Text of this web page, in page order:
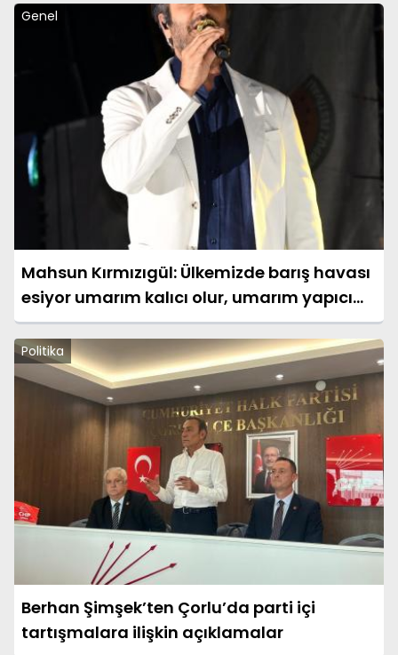
Genel
Mahsun Kırmızıgül: Ülkemizde barış havası
esiyor umarım kalıcı olur, umarım yapıcı
olur
Politika
Berhan Şimşek’ten Çorlu’da parti içi
tartışmalara ilişkin açıklamalar